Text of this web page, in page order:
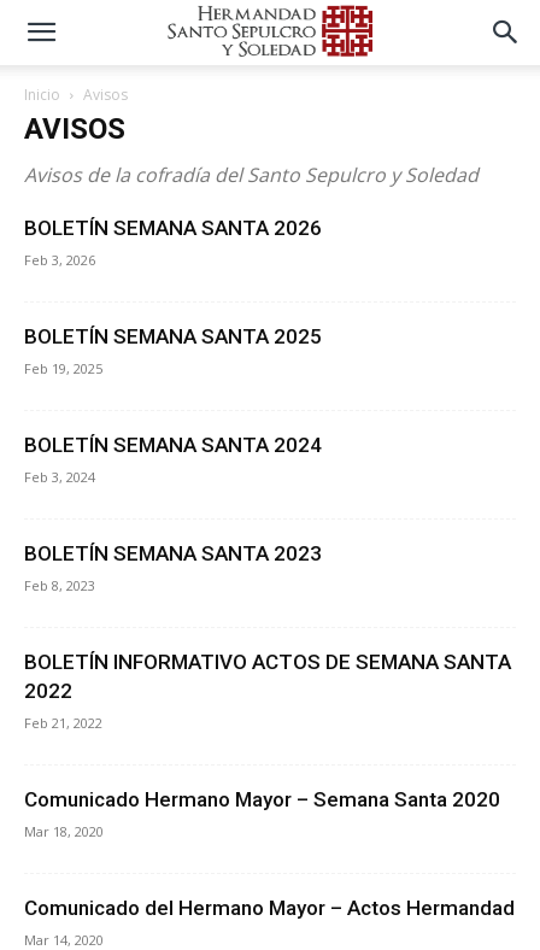
Inicio Avisos
AVISOS
Avisos de la cofradía del Santo Sepulcro y Soledad
BOLETÍN SEMANA SANTA 2026
Feb 3, 2026
BOLETÍN SEMANA SANTA 2025
Feb 19, 2025
BOLETÍN SEMANA SANTA 2024
Feb 3, 2024
BOLETÍN SEMANA SANTA 2023
Feb 8, 2023
BOLETÍN INFORMATIVO ACTOS DE SEMANA SANTA
2022
Feb 21, 2022
Comunicado Hermano Mayor – Semana Santa 2020
Mar 18, 2020
Comunicado del Hermano Mayor – Actos Hermandad
Mar 14, 2020